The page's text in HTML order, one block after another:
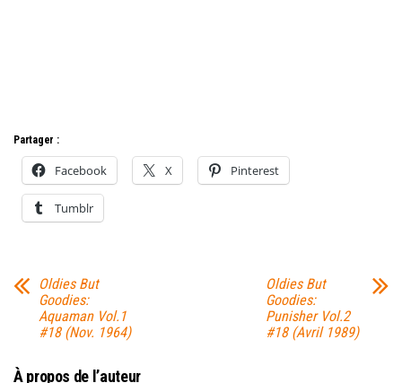
Partager :
Facebook X Pinterest
Tumblr
Oldies But
Goodies:
Aquaman Vol.1
#18 (Nov. 1964)
Oldies But
Goodies:
Punisher Vol.2
#18 (Avril 1989)
À propos de l’auteur